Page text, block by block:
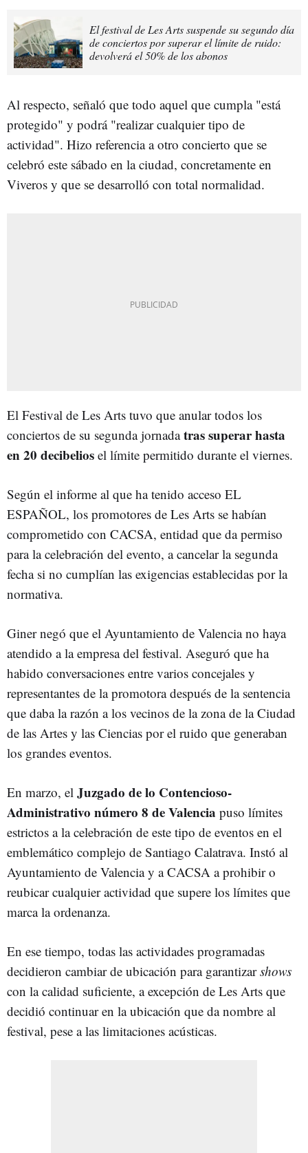
El festival de Les Arts suspende su segundo día
de conciertos por superar el límite de ruido:
devolverá el 50% de los abonos
Al respecto, señaló que todo aquel que cumpla "está
protegido" y podrá "realizar cualquier tipo de
actividad". Hizo referencia a otro concierto que se
celebró este sábado en la ciudad, concretamente en
Viveros y que se desarrolló con total normalidad.
El Festival de Les Arts tuvo que anular todos los
conciertos de su segunda jornadatras superar hasta
en 20 decibelios el límite permitido durante el viernes.
Según el informe al que ha tenido acceso EL
ESPAÑOL, los promotores de Les Arts se habían
comprometido con CACSA, entidad que da permiso
para la celebración del evento, a cancelar la segunda
fecha si no cumplían las exigencias establecidas por la
normativa.
Giner negó que el Ayuntamiento de Valencia no haya
atendido a la empresa del festival. Aseguró que ha
habido conversaciones entre varios concejales y
representantes de la promotora después de la sentencia
que daba la razón a los vecinos de la zona de la Ciudad
de las Artes y las Ciencias por el ruido que generaban
los grandes eventos.
En marzo, el Juzgado de lo Contencioso-
Administrativo número 8 de Valencia puso límites
estrictos a la celebración de este tipo de eventos en el
emblemático complejo de Santiago Calatrava. Instó al
Ayuntamiento de Valencia y a CACSA a prohibir o
reubicar cualquier actividad que supere los límites que
marca la ordenanza.
En ese tiempo, todas las actividades programadas
decidieron cambiar de ubicación para garantizarshows
con la calidad suficiente, a excepción de Les Arts que
decidió continuar en la ubicación que da nombre al
festival, pese a las limitaciones acústicas.